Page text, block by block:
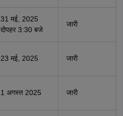
31 मई, 2025
दोपहर 3:30 बजे
जारी
23 मई, 2025 जारी
1 अगस्त 2025 जारी